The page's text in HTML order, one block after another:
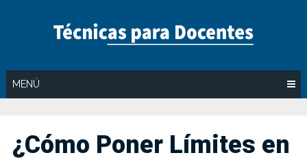
MENÚ
¿Cómo Poner Límites en